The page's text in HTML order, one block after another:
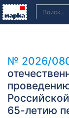
№ 2026/
65-летию